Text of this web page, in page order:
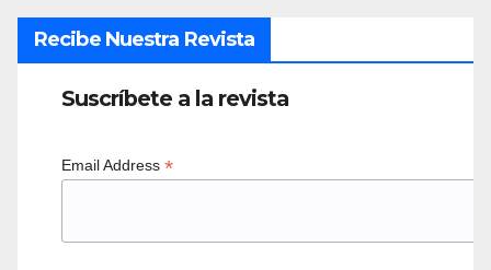
Recibe Nuestra Revista
Suscríbete a la revista
Email Address *